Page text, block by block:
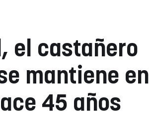
el castañero
mantiene en
45 años